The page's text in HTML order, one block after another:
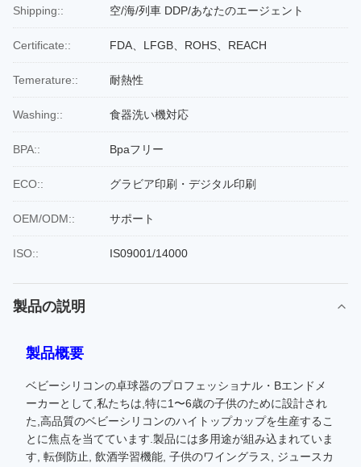
Shipping:: 空/海/列車 DDP/あなたのエージェント
Certificate:: FDA、LFGB、ROHS、REACH
Temerature:: 耐熱性
Washing:: 食器洗い機対応
BPA:: Bpaフリー
ECO:: グラビア印刷・デジタル印刷
OEM/ODM:: サポート
ISO:: IS09001/14000
製品の説明
製品概要
ベビーシリコンの卓球器のプロフェッショナル・Bエンドメ
ーカーとして,私たちは,特に1〜6歳の子供のために設計され
た,高品質のベビーシリコンのハイトップカップを生産するこ
とに焦点を当てています.製品には多用途が組み込まれていま
す, 転倒防止, 飲酒学習機能, 子供のワイングラス, ジュースカ